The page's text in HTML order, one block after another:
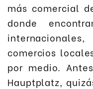
más comercial
donde
comercios
por medio.
Hauptplatz,